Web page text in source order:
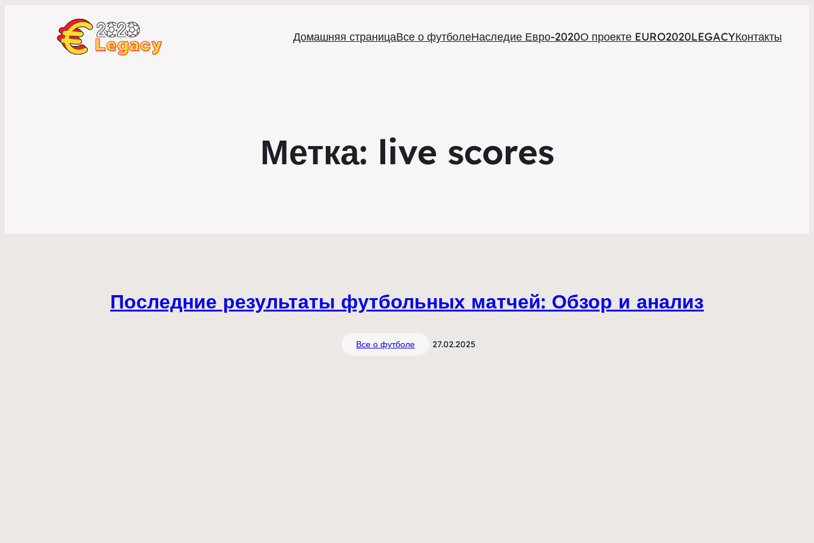
Домашняя страницаВсе о футболеНаследие Евро-2020О проекте EURO2020LEGACYКонтакты
Метка: live scores
Последние результаты футбольных матчей: Обзор и анализ
Все о футболе 27.02.2025